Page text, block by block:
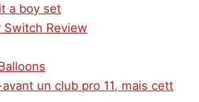
a boy set
Switch Review
un club pro 11, mais cett